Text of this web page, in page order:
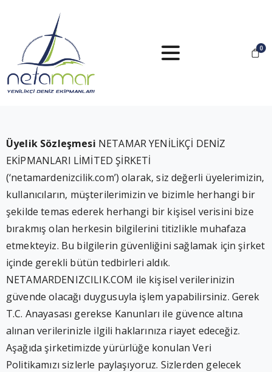
0
Üyelik Sözleşmesi NETAMAR YENİLİKÇİ DENİZ
EKİPMANLARI LİMİTED ŞİRKETİ
(‘netamardenizcilik.com’) olarak, siz değerli üyelerimizin,
kullanıcıların, müşterilerimizin ve bizimle herhangi bir
şekilde temas ederek herhangi bir kişisel verisini bize
bırakmış olan herkesin bilgilerini titizlikle muhafaza
etmekteyiz. Bu bilgilerin güvenliğini sağlamak için şirket
içinde gerekli bütün tedbirleri aldık.
NETAMARDENIZCILIK.COM ile kişisel verilerinizin
güvende olacağı duygusuyla işlem yapabilirsiniz. Gerek
T.C. Anayasası gerekse Kanunları ile güvence altına
alınan verilerinizle ilgili haklarınıza riayet edeceğiz.
Aşağıda şirketimizde yürürlüğe konulan Veri
Politikamızı sizlerle paylaşıyoruz. Sizlerden gelecek